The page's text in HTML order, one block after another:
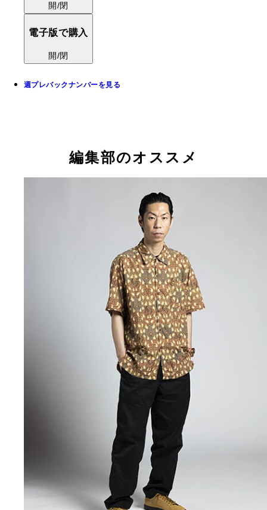
開/閉
電子版で購入
開/閉
週プレバックナンバーを見る
編集部のオススメ